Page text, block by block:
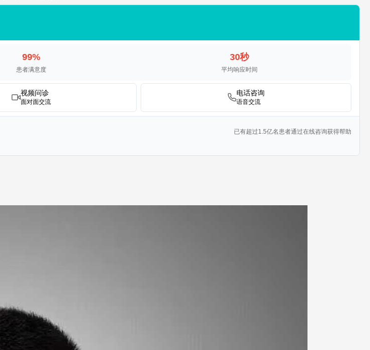
99%
患者满意度
30秒
平均响应时间
视频问诊
面对面交流
电话咨询
语音交流
已有超过1.5亿名患者通过在线咨询获得帮助